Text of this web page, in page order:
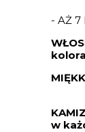
- AŻ 7
w